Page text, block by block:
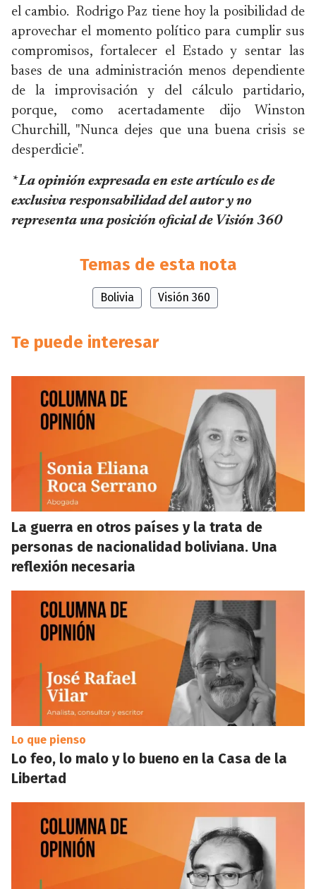
el cambio. Rodrigo Paz tiene hoy la posibilidad de
aprovechar el momento político para cumplir sus
compromisos, fortalecer el Estado y sentar las
bases de una administración menos dependiente
de la improvisación y del cálculo partidario,
porque, como acertadamente dijo Winston
Churchill, "Nunca dejes que una buena crisis se
desperdicie".
* La opinión expresada en este artículo es de
exclusiva responsabilidad del autor y no
representa una posición oficial de Visión 360
Temas de esta nota
Bolivia Visión 360
Te puede interesar
La guerra en otros países y la trata de
personas de nacionalidad boliviana. Una
reflexión necesaria
Lo que pienso
Lo feo, lo malo y lo bueno en la Casa de la
Libertad